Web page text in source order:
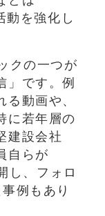
を強化し
クの一つが
」です。例
る動画や、
に若年層の
建設会社
自らが
し、フォロ
例もあり